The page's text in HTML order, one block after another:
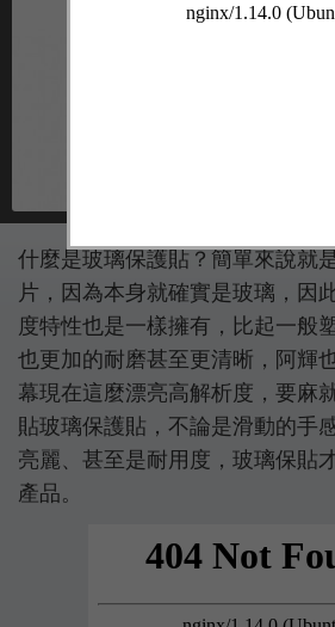
什麼是玻璃保護貼？簡單來說就
片，因為本身就確實是玻璃，因
度特性也是一樣擁有，比起一般
也更加的耐磨甚至更清晰，阿輝
幕現在這麼漂亮高解析度，要麻
貼玻璃保護貼，不論是滑動的手
亮麗、甚至是耐用度，玻璃保貼
產品。